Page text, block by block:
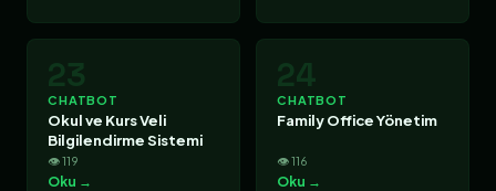
23
CHATBOT
Okul ve Kurs Veli
Bilgilendirme Sistemi
👁 119
Oku →
24
CHATBOT
Family Office Yönetim
👁 116
Oku →